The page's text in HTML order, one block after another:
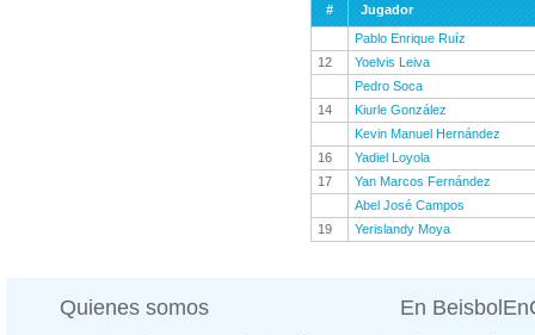
#
Jugador
Pablo Enrique Ruíz
12
Yoelvis Leiva
Pedro Soca
14
Kiurle González
Kevin Manuel Hernández
16
Yadiel Loyola
17
Yan Marcos Fernández
Abel José Campos
19
Yerislandy Moya
Quienes somos En